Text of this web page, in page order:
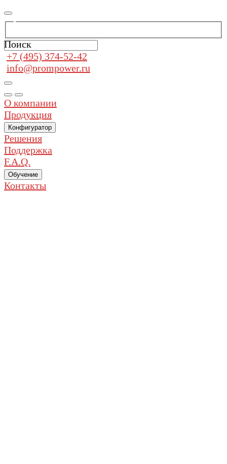
Поиск
+7 (495) 374-52-42
info@prompower.ru
О компании
Продукция
Конфигуратор
Решения
Поддержка
F.A.Q.
Обучение
Контакты